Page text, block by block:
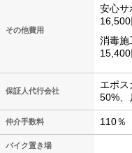
その他費用
安心サ
16,500
消毒施
15,400
保証人代行会社
エポス
50%、
仲介手数料 110％
バイク置き場